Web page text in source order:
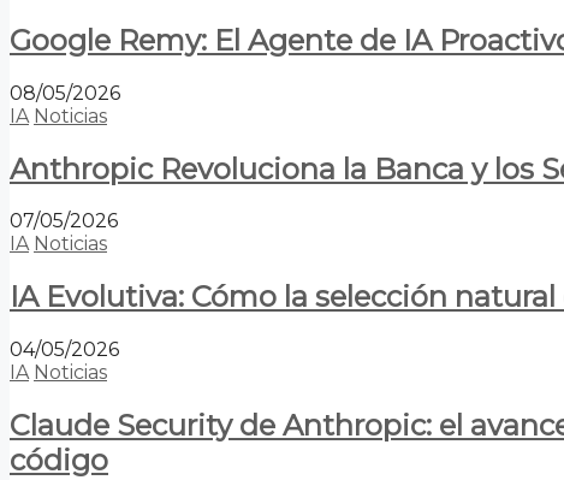
Google Remy: El Agente de IA
08/05/2026
IA Noticias
Anthropic Revoluciona la Banca y los
07/05/2026
IA Noticias
IA Evolutiva: Cómo la selección
04/05/2026
IA Noticias
Claude Security de Anthropic: el
código